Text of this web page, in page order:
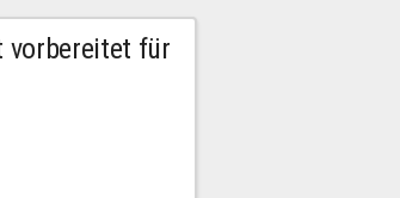
vorbereitet für